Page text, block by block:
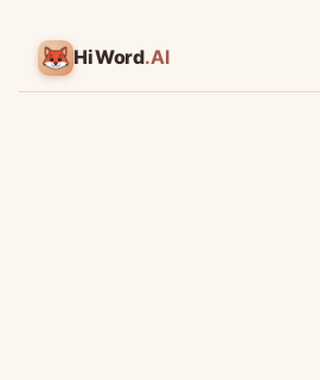
HiWord.AI